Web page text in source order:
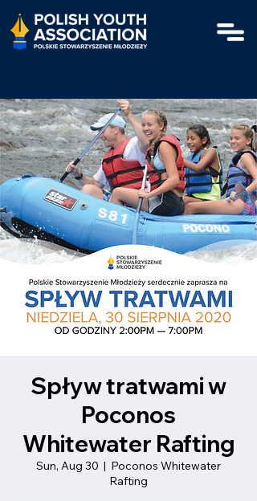
Spływ tratwami w
Poconos
Whitewater Rafting
Sun, Aug 30
  |
Poconos Whitewater
Rafting